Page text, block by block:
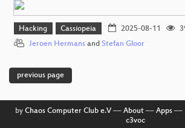
Hacking Cassiopeia 2025-08-11
Jeroen Hermans and Stefan Gloor
previous page
by Chaos Computer Club e.V–– About–– Apps––
c3voc